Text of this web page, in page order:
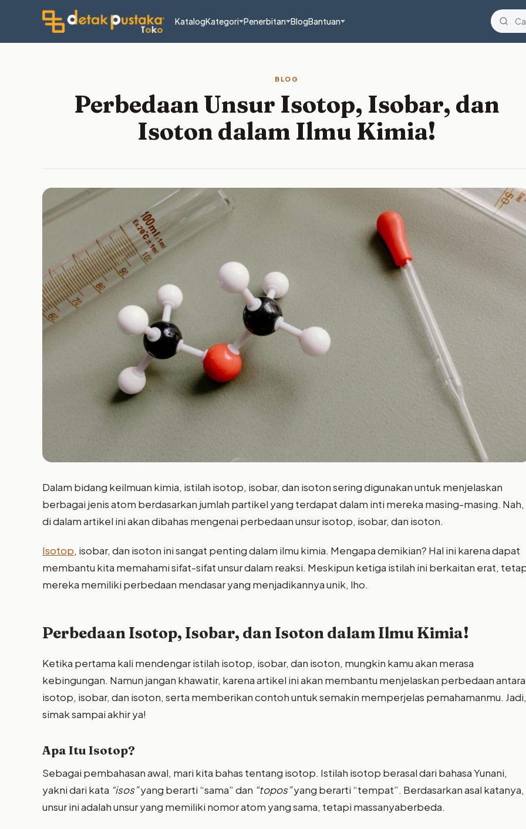
KatalogKategori Penerbitan BlogBantuan
BLOG
Perbedaan Unsur Isotop, Isobar, dan
Isoton dalam Ilmu Kimia!
Dalam bidang keilmuan kimia, istilah isotop, isobar, dan isoton sering digunakan untuk menjelaskan
berbagai jenis atom berdasarkan jumlah partikel yang terdapat dalam inti mereka masing-masing. Nah,
di dalam artikel ini akan dibahas mengenai perbedaan unsur isotop, isobar, dan isoton.
Isotop, isobar, dan isoton ini sangat penting dalam ilmu kimia. Mengapa demikian? Hal ini karena dapat
membantu kita memahami sifat-sifat unsur dalam reaksi. Meskipun ketiga istilah ini berkaitan erat,
mereka memiliki perbedaan mendasar yang menjadikannya unik, lho.
Perbedaan Isotop, Isobar, dan Isoton dalam Ilmu Kimia!
Ketika pertama kali mendengar istilah isotop, isobar, dan isoton, mungkin kamu akan merasa
kebingungan. Namun jangan khawatir, karena artikel ini akan membantu menjelaskan perbedaan antara
isotop, isobar, dan isoton, serta memberikan contoh untuk semakin memperjelas pemahamanmu. Jadi,
simak sampai akhir ya!
Apa Itu Isotop?
Sebagai pembahasan awal, mari kita bahas tentang isotop. Istilah isotop berasal dari bahasa Yunani,
yakni dari kata “isos”yang berarti “sama” dan “topos”yang berarti “tempat”. Berdasarkan asal katanya,
unsur ini adalah unsur yang memiliki nomor atom yang sama, tetapi massanyaberbeda.